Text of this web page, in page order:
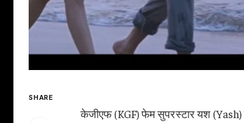
SHARE
केजीएफ (KGF) फेम सुपरस्टार यश (Yash)